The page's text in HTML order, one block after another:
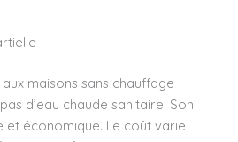
maisons sans chauffage
d’eau chaude sanitaire. Son
et économique. Le coût varie